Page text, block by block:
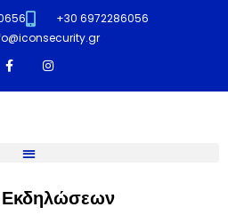
+30 6972286056
Εκδηλώσεων